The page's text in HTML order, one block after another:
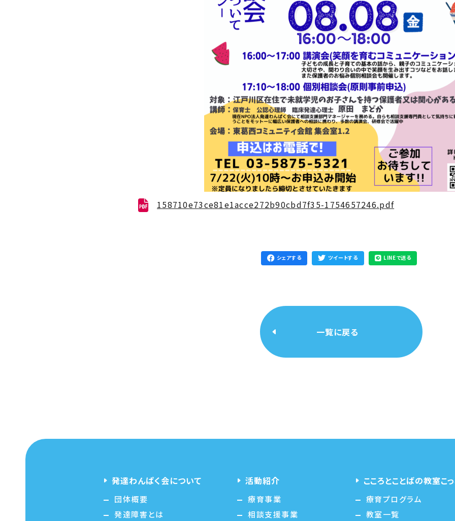
158710e73ce81e1acce272b90cbd7f35-1754657246.pdf
シェアする ツイートする LINEで送る
一覧に戻る
発達わんぱく会について
団体概要
発達障害とは
活動紹介
療育事業
相談支援事業
こころとことばの教室こ
療育プログラム
教室一覧